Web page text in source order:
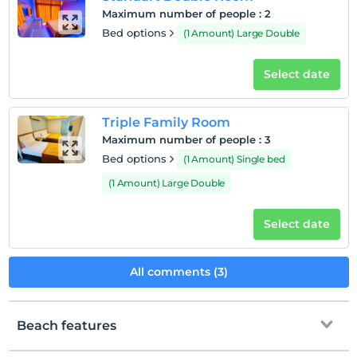
Check/out
Before 12:00
Smoking
No-smoking in the room
Child(ren)
Infants up to the age of 2 are free of charge.
1 child(ren) under the age of 6 are/is free of charge per
Maximum number of people : 2
Bed options
(1 Amount) Large Double
Select date
Triple Family Room
Maximum number of people : 3
Bed options
(1 Amount) Single bed
(1 Amount) Large Double
Select date
All comments (3)
Beach features